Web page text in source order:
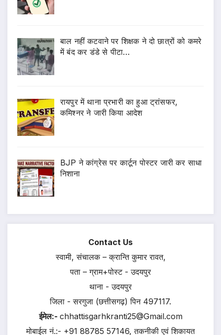
बाल नहीं कटवाने पर शिक्षक ने दो छात्रों को कमरे
में बंद कर डंडे से पीटा…
रायपुर में थाना प्रभारी का हुआ ट्रांसफर,
कमिश्नर ने जारी किया आदेश
BJP ने कांग्रेस पर कार्टून पोस्टर जारी कर साधा
निशाना
Contact Us
स्वामी, संचालक – क्रान्ति कुमार रावत,
पता – ग्राम+पोस्ट - उदयपुर
थाना - उदयपुर
जिला - सरगुजा (छत्तीसगढ़) पिन 497117.
ईमेल:- chhattisgarhkranti25@Gmail.com
मोबाईल नं.:- +91 88785 57146, तकनीकी एवं शिकायत